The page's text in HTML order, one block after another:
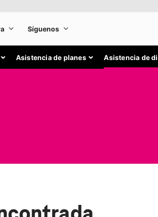
Asistencia de planes Asistencia de